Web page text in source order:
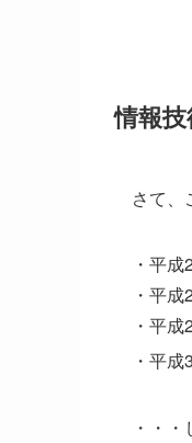
情報
さて、
・平
・平
・平
・平
・・